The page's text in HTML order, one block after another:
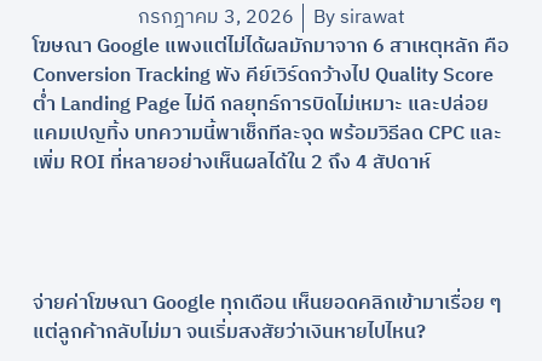
กรกฎาคม 3, 2026 Bysirawat
โฆษณา Google แพงแต่ไม่ได้ผลมักมาจาก 6 สาเหตุหลัก คือ
Conversion Tracking พัง คีย์เวิร์ดกว้างไป Quality Score
ต่ำ Landing Page ไม่ดี กลยุทธ์การบิดไม่เหมาะ และปล่อย
แคมเปญทิ้ง บทความนี้พาเช็กทีละจุด พร้อมวิธีลด CPC และ
เพิ่ม ROI ที่หลายอย่างเห็นผลได้ใน 2 ถึง 4 สัปดาห์
จ่ายค่าโฆษณา Google ทุกเดือน เห็นยอดคลิกเข้ามาเรื่อย ๆ
แต่ลูกค้ากลับไม่มา จนเริ่มสงสัยว่าเงินหายไปไหน?